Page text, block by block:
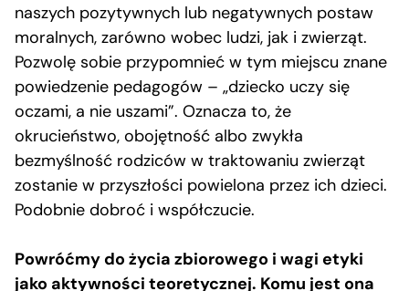
naszych pozytywnych lub negatywnych postaw
moralnych, zarówno wobec ludzi, jak i zwierząt.
Pozwolę sobie przypomnieć w tym miejscu znane
powiedzenie pedagogów – „dziecko uczy się
oczami, a nie uszami”. Oznacza to, że
okrucieństwo, obojętność albo zwykła
bezmyślność rodziców w traktowaniu zwierząt
zostanie w przyszłości powielona przez ich dzieci.
Podobnie dobroć i współczucie.
Powróćmy do życia zbiorowego i wagi etyki
jako aktywności teoretycznej. Komu jest ona